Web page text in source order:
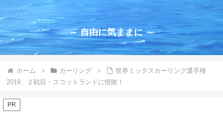
～ 自由に気ままに ～
ホーム カーリング
世界ミックスカーリング選手権
2019、２戦目・スコットランドに惜敗！
PR